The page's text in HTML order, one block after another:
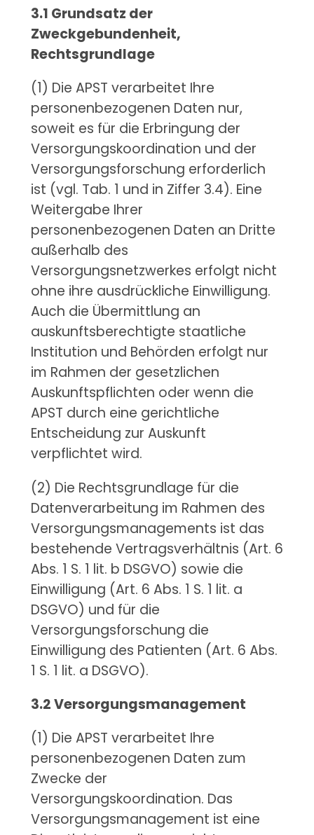
3.1 Grundsatz der
Zweckgebundenheit,
Rechtsgrundlage
(1) Die APST verarbeitet Ihre
personenbezogenen Daten nur,
soweit es für die Erbringung der
Versorgungskoordination und der
Versorgungsforschung erforderlich
ist (vgl. Tab. 1 und in Ziffer 3.4). Eine
Weitergabe Ihrer
personenbezogenen Daten an Dritte
außerhalb des
Versorgungsnetzwerkes erfolgt nicht
ohne ihre ausdrückliche Einwilligung.
Auch die Übermittlung an
auskunftsberechtigte staatliche
Institution und Behörden erfolgt nur
im Rahmen der gesetzlichen
Auskunftspflichten oder wenn die
APST durch eine gerichtliche
Entscheidung zur Auskunft
verpflichtet wird.
(2) Die Rechtsgrundlage für die
Datenverarbeitung im Rahmen des
Versorgungsmanagements ist das
bestehende Vertragsverhältnis (Art. 6
Abs. 1 S. 1 lit. b DSGVO) sowie die
Einwilligung (Art. 6 Abs. 1 S. 1 lit. a
DSGVO) und für die
Versorgungsforschung die
Einwilligung des Patienten (Art. 6 Abs.
1 S. 1 lit. a DSGVO).
3.2 Versorgungsmanagement
(1) Die APST verarbeitet Ihre
personenbezogenen Daten zum
Zwecke der
Versorgungskoordination. Das
Versorgungsmanagement ist eine